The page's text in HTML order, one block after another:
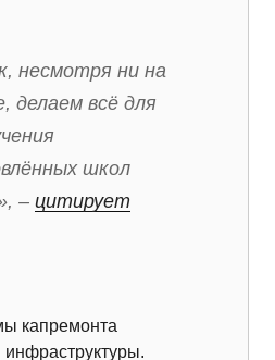
несмотря ни на
делаем всё для
школ
– цитирует
капремонта